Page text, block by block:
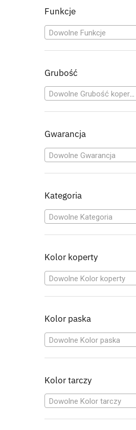
Funkcje
Dowolne Funkcje
Grubość
Dowolne Grubość koperty
Gwarancja
Dowolne Gwarancja
Kategoria
Dowolne Kategoria
Kolor koperty
Dowolne Kolor koperty
Kolor paska
Dowolne Kolor paska
Kolor tarczy
Dowolne Kolor tarczy